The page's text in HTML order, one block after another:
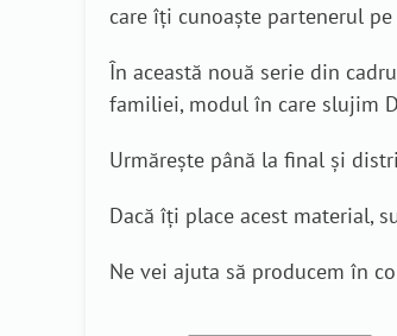
care îți cunoaște partenerul
În această nouă serie din
familiei, modul în care slujim
Urmărește până la final și
Dacă îți place acest material,
Ne vei ajuta să producem în